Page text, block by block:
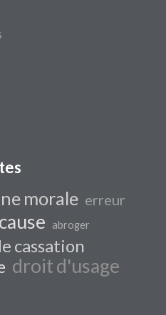
morale erreur
cause abroger
cassation
droit d'usage